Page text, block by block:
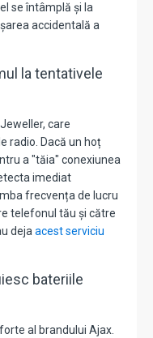
se întâmplă și la
accidentală a
la tentativele
care
radio. Dacă un hoț
a "tăia" conexiunea
imediat
frecvența de lucru
telefonul tău și către
dejaacest serviciu
bateriile
al brandului Ajax.